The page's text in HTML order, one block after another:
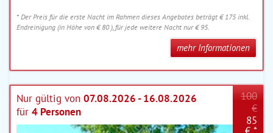
* Der Preis für die erste Nacht im Rahmen dieses Angebotes beträgt € 175 inkl.
Endreinigung (in Höhe von € 80 ), für jede weitere Nacht nur € 95.
mehr Informationen
Nur gültig von 07.08.2026 - 16.08.2026
für 4 Personen
100
€
85